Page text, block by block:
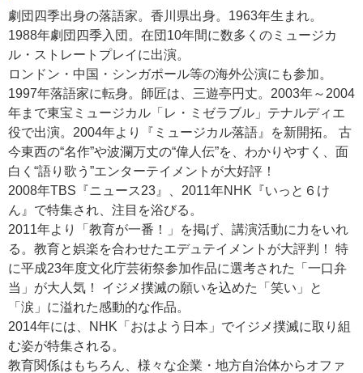
劇団四季出身の落語家。香川県出身。1963年生まれ。
1988年劇団四季入団。在団10年間に数多くのミュージカ
ル・ストレートプレイに出演。
ロンドン・中国・シンガポール等の海外公演にも参加。
1997年落語家に転身。師匠は、三遊亭円丈。2003年～2004
年まで東宝ミュージカル「レ・ミゼラブル」テナルディエ
役で出演。2004年より『ミュージカル落語』を新開拓。 古
今東西の“名作”や波瀾万丈の“偉人伝”を、わかりやすく、面
白く“語り歌う”エンターテイメントが大好評！
2008年TBS『ニュース23』、2011年NHK『いっと６け
ん』で特集され、注目を浴びる。
2011年より「教育が一番！」を掲げ、講演活動に力をいれ
る。教育と娯楽を合わせたエデュテイメントが大評判！ 特
に平成23年度文化庁芸術祭参加作品に選考された「一口弁
当」が大人気！ イジメ撲滅の願いを込めた「笑い」と
「涙」に溢れた感動的な作品。
2014年には、NHK「おはよう日本」でイジメ撲滅に取り組
む姿が特集される。
教育関係はもちろん、様々な企業・地方自治体からオファ